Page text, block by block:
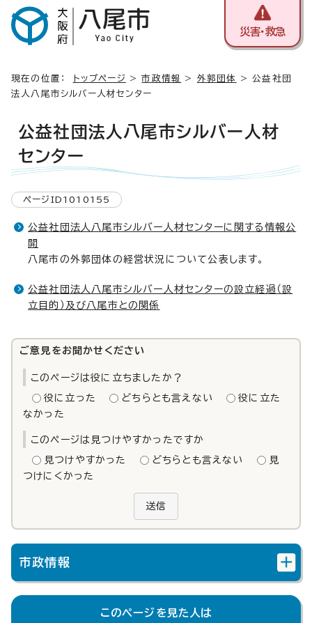
災害・救急
現在の位置： トップページ >市政情報 > 外郭団体
> 公益社団
法人八尾市シルバー人材センター
公益社団法人八尾市シルバー人材
センター
ページID1010155
公益社団法人八尾市シルバー人材センターに関する情報公
開
八尾市の外郭団体の経営状況について公表します。
公益社団法人八尾市シルバー人材センターの設立経過（設
立目的）及び八尾市との関係
ご意見をお聞かせください
このページは役に立ちましたか？
役に立った どちらとも言えない
役に立た
なかった
このページは見つけやすかったですか
見つけやすかった どちらとも言えない
見
つけにくかった
送信
市政情報
このページを見た人は